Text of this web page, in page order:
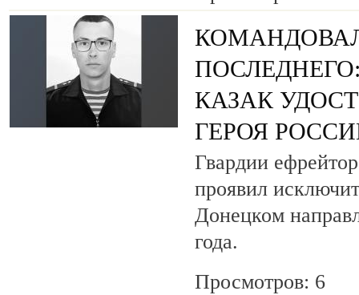
КАЗАК
ГЕРОЯ
Гвардии
проявил
Донецком
года.
Просмотров: 6